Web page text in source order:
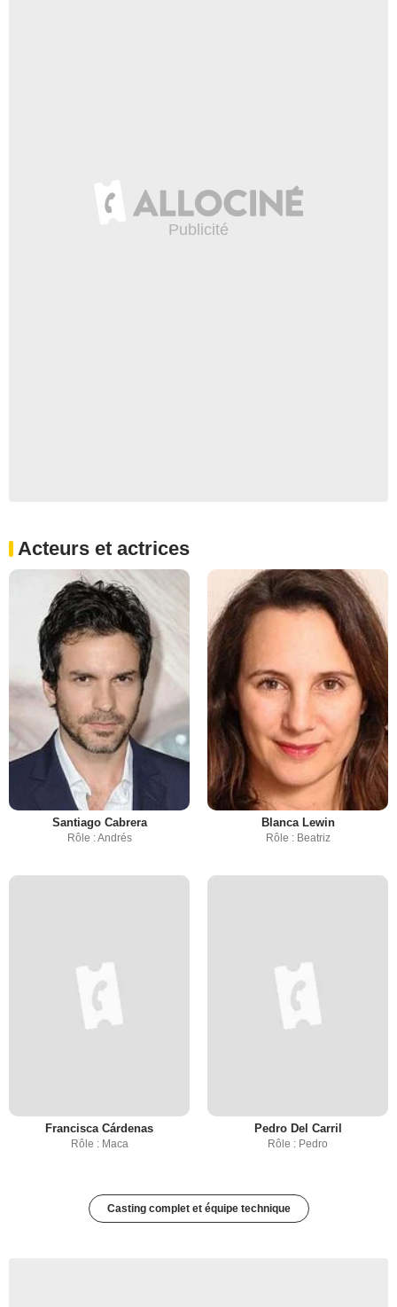
Acteurs et actrices
Santiago Cabrera
Rôle : Andrés
Blanca Lewin
Rôle : Beatriz
Francisca Cárdenas
Rôle : Maca
Pedro Del Carril
Rôle : Pedro
Casting complet et équipe technique